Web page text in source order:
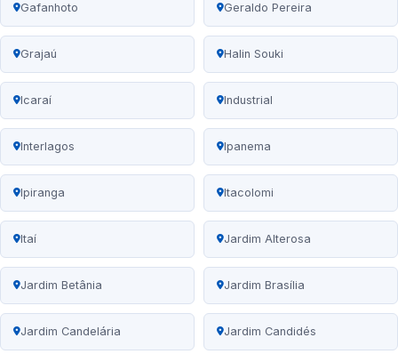
Gafanhoto Geraldo Pereira
Grajaú Halin Souki
Icaraí Industrial
Interlagos Ipanema
Ipiranga Itacolomi
Itaí Jardim Alterosa
Jardim Betânia Jardim Brasília
Jardim Candelária Jardim Candidés